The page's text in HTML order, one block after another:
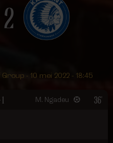
- 10 mei 2022 - 18:45
36'
M. Ngadeu